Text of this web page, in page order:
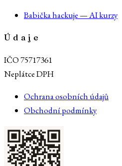
Babička hackuje — AI kurzy
Údaje
IČO 75717361
Neplátce DPH
Ochrana osobních údajů
Obchodní podmínky